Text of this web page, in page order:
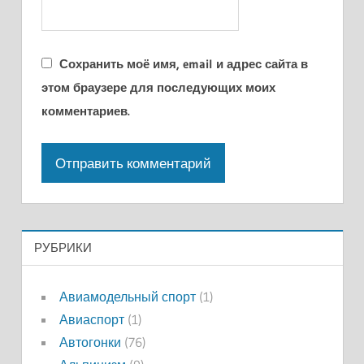
Сохранить моё имя, email и адрес сайта в
этом браузере для последующих моих
комментариев.
РУБРИКИ
Авиамодельный спорт(1)
Авиаспорт(1)
Автогонки (76)